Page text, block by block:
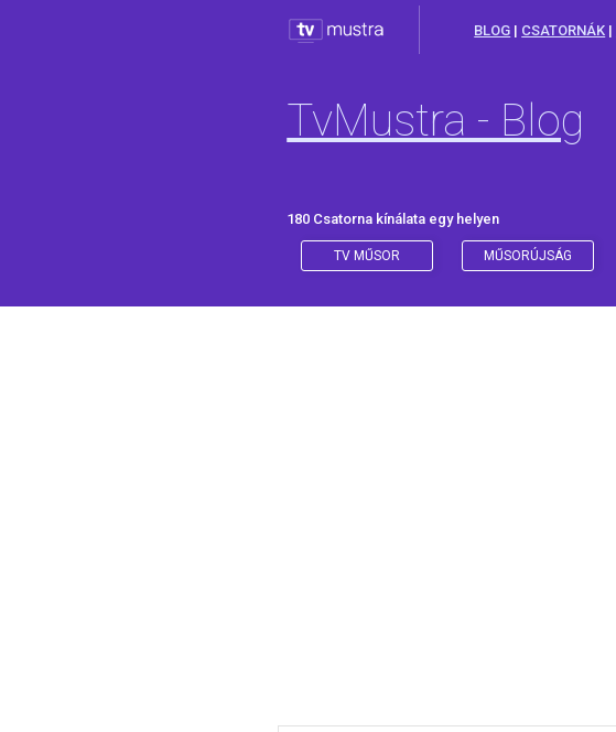
BLOG | CSATORNÁK |
TvMustra - Blog
180 Csatorna kínálata egy helyen
TV MŰSOR MŰSORÚJSÁG